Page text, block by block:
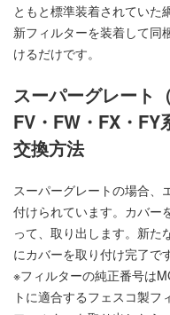
ともと標準装着されていた
新フィルターを装着して同
けるだけです。
スーパーグレート
FV・FW・FX・FY
交換方法
スーパーグレートの場合、
付けられています。カバー
って、取り出します。新た
にカバーを取り付け完了で
※フィルターの純正番号は
トに適合するフェスコ製フ